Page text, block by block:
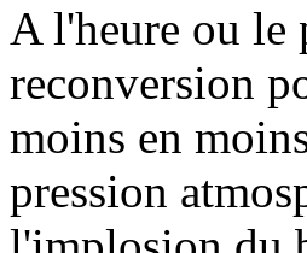
A l'heure ou le
reconversion
moins en
pression